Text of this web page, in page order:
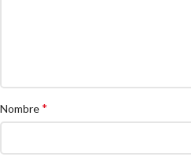
Nombre*